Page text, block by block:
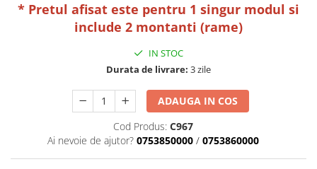
* Pretul afisat este pentru 1 singur modul si
include 2 montanti (rame)
IN STOC
Durata de livrare: 3 zile
ADAUGA IN COS
Cod Produs: C967
Ai nevoie de ajutor? 0753850000 / 0753860000